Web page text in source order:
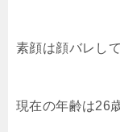
素顔は顔バレし
現在の年齢は26